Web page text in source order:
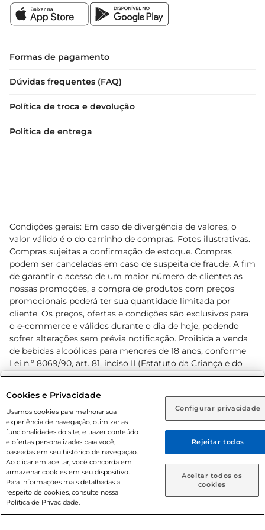
Rio de Janeiro (RJ) Goiás (GO)
Ou
Caso queira comprar online, informe como deseja receber
suas compras:
Entrega em casa Retire em Loja
especiais
Experimente o Panettone Aymore Frutas e leve
que só as festas podem proporcionar
Formas de pagamento
Dúvidas frequentes (FAQ)
Política de troca e devolução
Política de entrega
Condições gerais: Em caso de divergência de valores, o
valor válido é o do carrinho de compras. Fotos ilustrativas.
Compras sujeitas a confirmação de estoque. Compras
podem ser canceladas em caso de suspeita de fraude. A fim
de garantir o acesso de um maior número de clientes as
nossas promoções, a compra de produtos com preços
promocionais poderá ter sua quantidade limitada por
cliente. Os preços, ofertas e condições são exclusivos para
o e-commerce e válidos durante o dia de hoje, podendo
sofrer alterações sem prévia notificação. Proibida a venda
de bebidas alcoólicas para menores de 18 anos, conforme
Lei n.º 8069/90, art. 81, inciso II (Estatuto da Criança e do
Adolescente). Preços e condições exclusivos para o
prévio. O valor mínimo para as compras on-line é de R$
80,00.
© 2026 Copyright. Todos os direitos
reservados Prezunic.
Cookies e Privacidade
Usamos cookies para melhorar sua
experiência de navegação, otimizar as
funcionalidades do site, e trazer conteúdo
e ofertas personalizadas para você,
baseadas em seu histórico de navegação.
Ao clicar em aceitar, você concorda em
armazenar cookies em seu dispositivo.
Para informações mais detalhadas a
respeito de cookies, consulte nossa
Política de Privacidade.
Configurar privacidade
Rejeitar todos
Aceitar todos os
cookies